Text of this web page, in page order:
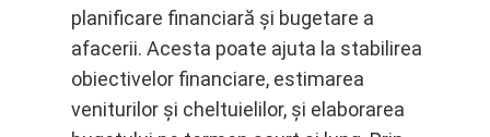
planificare financiară și bugetare a
afacerii. Acesta poate ajuta la stabilirea
obiectivelor financiare, estimarea
veniturilor și cheltuielilor, și elaborarea